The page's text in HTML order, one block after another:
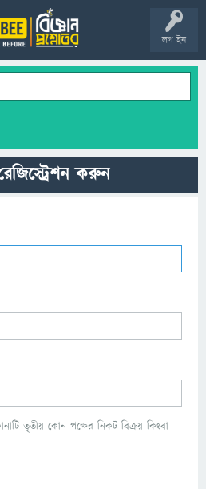
লগ ইন
করুন
তৃতীয় কোন পক্ষের নিকট বিক্রয় কিংবা